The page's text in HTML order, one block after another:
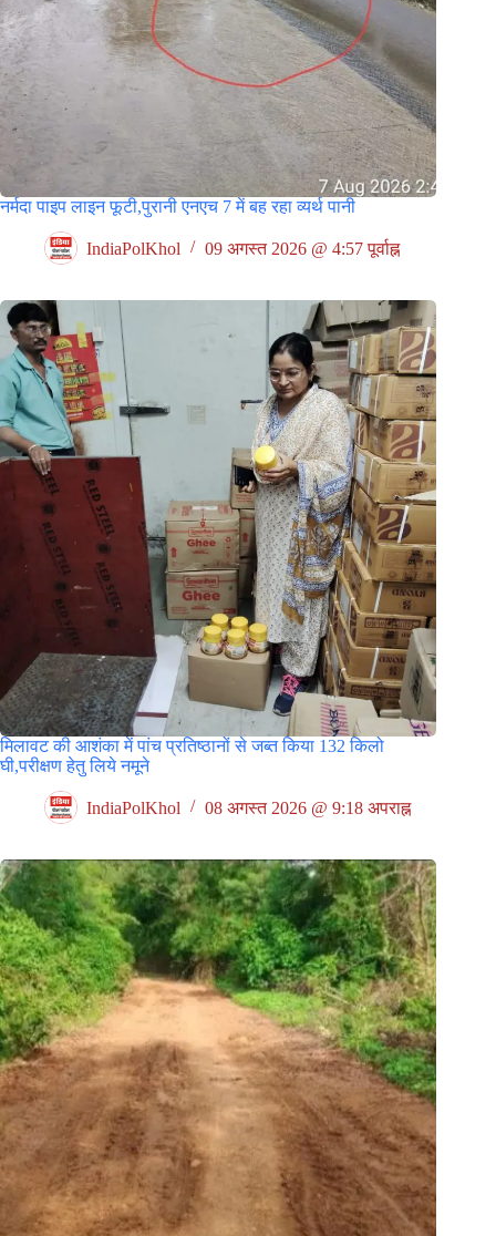
नर्मदा पाइप लाइन फूटी,पुरानी एनएच 7 में बह रहा व्यर्थ पानी
IndiaPolKhol 09 अगस्त 2026 @ 4:57 पूर्वाह्न
मिलावट की आशंका में पांच प्रतिष्ठानों से जब्त किया 132 किलो
घी,परीक्षण हेतु लिये नमूने
IndiaPolKhol 08 अगस्त 2026 @ 9:18 अपराह्न